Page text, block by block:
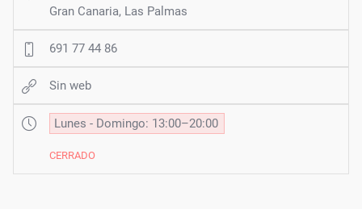
Gran Canaria, Las Palmas
691 77 44 86
Sin web
Lunes - Domingo: 13:00–20:00
CERRADO